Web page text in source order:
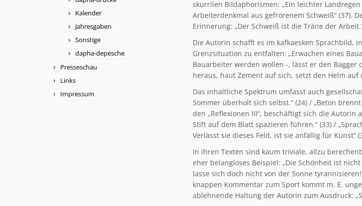
Kalender
Jahresgaben
Sonstige
dapha-depesche
Presseschau
Links
Impressum
skurrilen Bildaphorismen: „Ein leichter
Arbeiterdenkmal aus gefrorenem Schweiß“ (37).
Erinnerung: „Der Schweiß ist die Träne der
Die Autorin schafft es im kafkaesken Sprachbild,
Grenzsituation zu entfalten: „Erwachen eines
Bauarbeiter werden wollen -, lässt er den
heraus, haut Zement auf sich, setzt den Helm
Das inhaltliche Spektrum umfasst auch
Sommer überholt sich selbst.“ (24) / „Beton
den „Reflexionen III“, beschäftigt sich die Autorin
Stift auf dem Blatt spazieren führen.“ (33) /
Verlässt sie dieses Feld, ist sie anfällig für Kunst“
In ihren Texten sind kaum triviale, allzu
eher belangloses Beispiel: „Die Schönheit ist
lasse sich doch nicht von der Sonne
knappen Kommentar zum Sport kommt m. E.
ablehnende Haltung der Autorin zum Ausdruck: